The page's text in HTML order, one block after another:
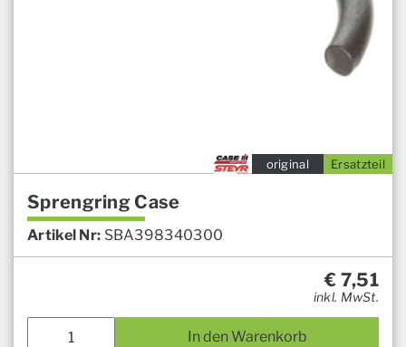
Ersatzteil
original
Sprengring Case
Artikel Nr: SBA398340300
€ 7,51
inkl. MwSt.
In den Warenkorb